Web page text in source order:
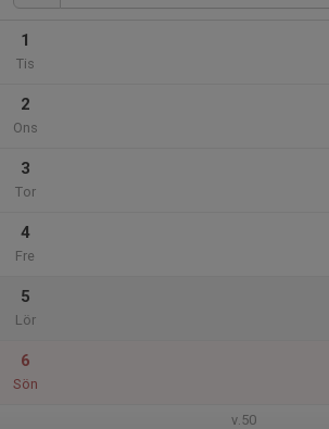
1
Tis
2
Ons
3
Tor
4
Fre
5
Lör
6
Sön
v.50